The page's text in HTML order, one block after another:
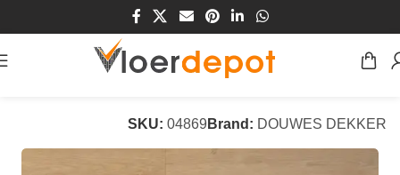
/Vloeren/PVC Vloeren
SKU: 04869 Brand: DOUWES DEKKER